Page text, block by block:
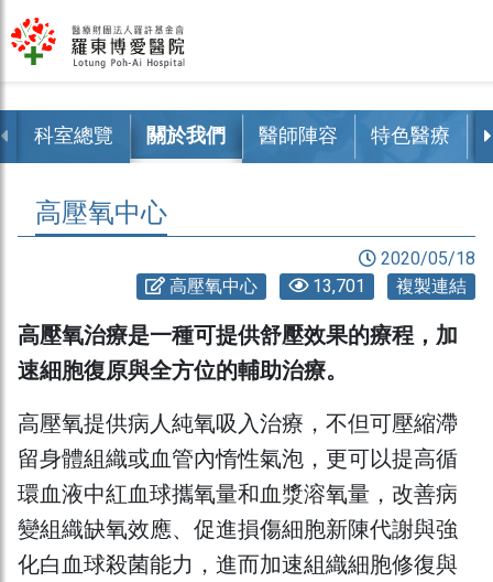
科室總覽 關於我們 醫師陣容 特色醫療
高壓氧中心
2020/05/18
高壓氧中心
13,701 複製連結
高壓氧治療是一種可提供舒壓效果的療程，加
速細胞復原與全方位的輔助治療。
高壓氧提供病人純氧吸入治療，不但可壓縮滯
留身體組織或血管內惰性氣泡，更可以提高循
環血液中紅血球攜氧量和血漿溶氧量，改善病
變組織缺氧效應、促進損傷細胞新陳代謝與強
化白血球殺菌能力，進而加速組織細胞修復與